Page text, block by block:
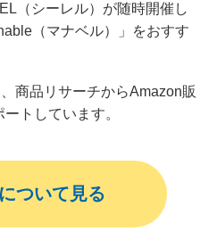
（シーレル）が随時開催し
（マナベル）」をおすす
商品リサーチからAmazon販
トしています。
ついて見る